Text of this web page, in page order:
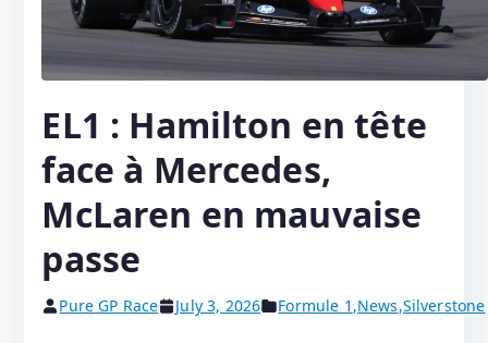
EL1 : Hamilton en tête
face à Mercedes,
McLaren en mauvaise
passe
Pure GP Race July 3, 2026 Formule 1 ,News,Silverstone